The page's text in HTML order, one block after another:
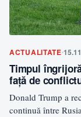
ACTUALITATE
Timpul
față de
Donald Trump a
continuă între